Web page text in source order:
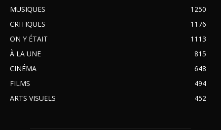
MUSIQUES
1250
CRITIQUES
1176
ON Y ÉTAIT
1113
À LA UNE
815
CINÉMA
648
FILMS
494
ARTS VISUELS
452